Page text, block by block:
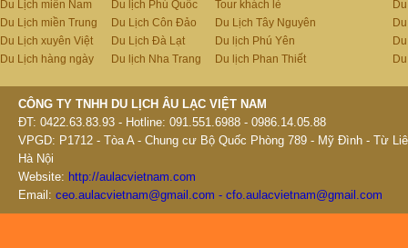
Du Lịch miền Nam
Du Lịch miền Trung
Du Lịch xuyên Việt
Du Lịch hàng ngày
Du lịch Phú Quốc
Du Lịch Côn Đảo
Du Lịch Đà Lạt
Du lịch Nha Trang
Tour khách lẻ
Du Lịch Tây Nguyên
Du lịch Phú Yên
Du lịch Phan Thiết
CÔNG TY TNHH DU LỊCH ÂU LẠC VIỆT NAM
ĐT: 0422.63.83.93 - Hotline: 091.551.6988 - 0986.14.05.88
VPGD: P1712 - Tòa A - Chung cư Bộ Quốc Phòng 789 - Mỹ Đình - Từ
Hà Nội
Website: http://aulacvietnam.com
Email: ceo.aulacvietnam@gmail.com - cfo.aulacvietnam@gmail.com